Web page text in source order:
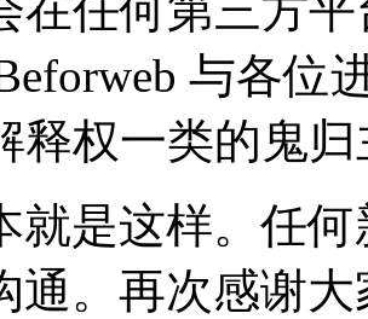
在任何第三方
与各位
释权一类的鬼
就是这样。任
通。再次感谢大